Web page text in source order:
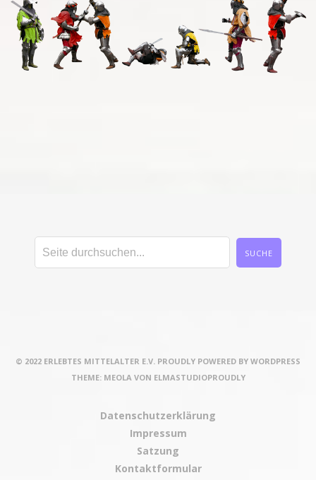
© 2022 ERLEBTES MITTELALTER E.V. PROUDLY POWERED BY WORDPRESS
THEME: MEOLA VON ELMASTUDIOPROUDLY
Datenschutzerklärung
Impressum
Satzung
Kontaktformular